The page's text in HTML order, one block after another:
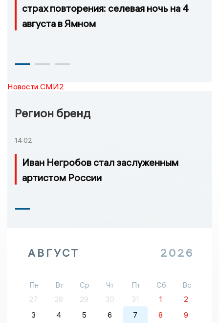
страх повторения: селевая ночь на 4
августа в Ямном
Новости СМИ2
Регион бренд
14:02
Иван Негробов стал заслуженным
артистом России
АВГУСТ 2026
Пн Вт Ср Чт Пт Сб
Вс
27
28 29 30 31 1
2
3
4 5 6 7 8 9